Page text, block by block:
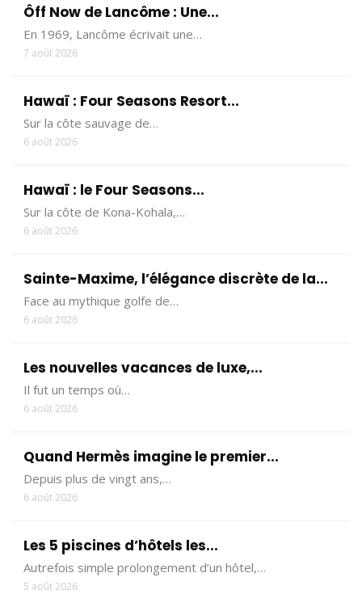
Ôff Now de Lancôme : Une...
En 1969, Lancôme écrivait une…
7 août 2026
Hawaï : Four Seasons Resort...
Sur la côte sauvage de…
6 août 2026
Hawaï : le Four Seasons...
Sur la côte de Kona-Kohala,…
6 août 2026
Sainte-Maxime, l’élégance discrète de la...
Face au mythique golfe de…
6 août 2026
Les nouvelles vacances de luxe,...
Il fut un temps où…
6 août 2026
Quand Hermès imagine le premier...
Depuis plus de vingt ans,…
6 août 2026
Les 5 piscines d’hôtels les...
Autrefois simple prolongement d’un hôtel,…
5 août 2026